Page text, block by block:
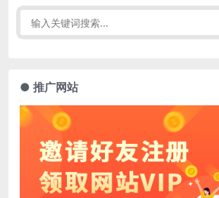
● 推广网站